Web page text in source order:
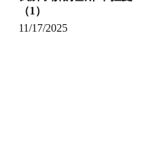
（1）
11/17/2025